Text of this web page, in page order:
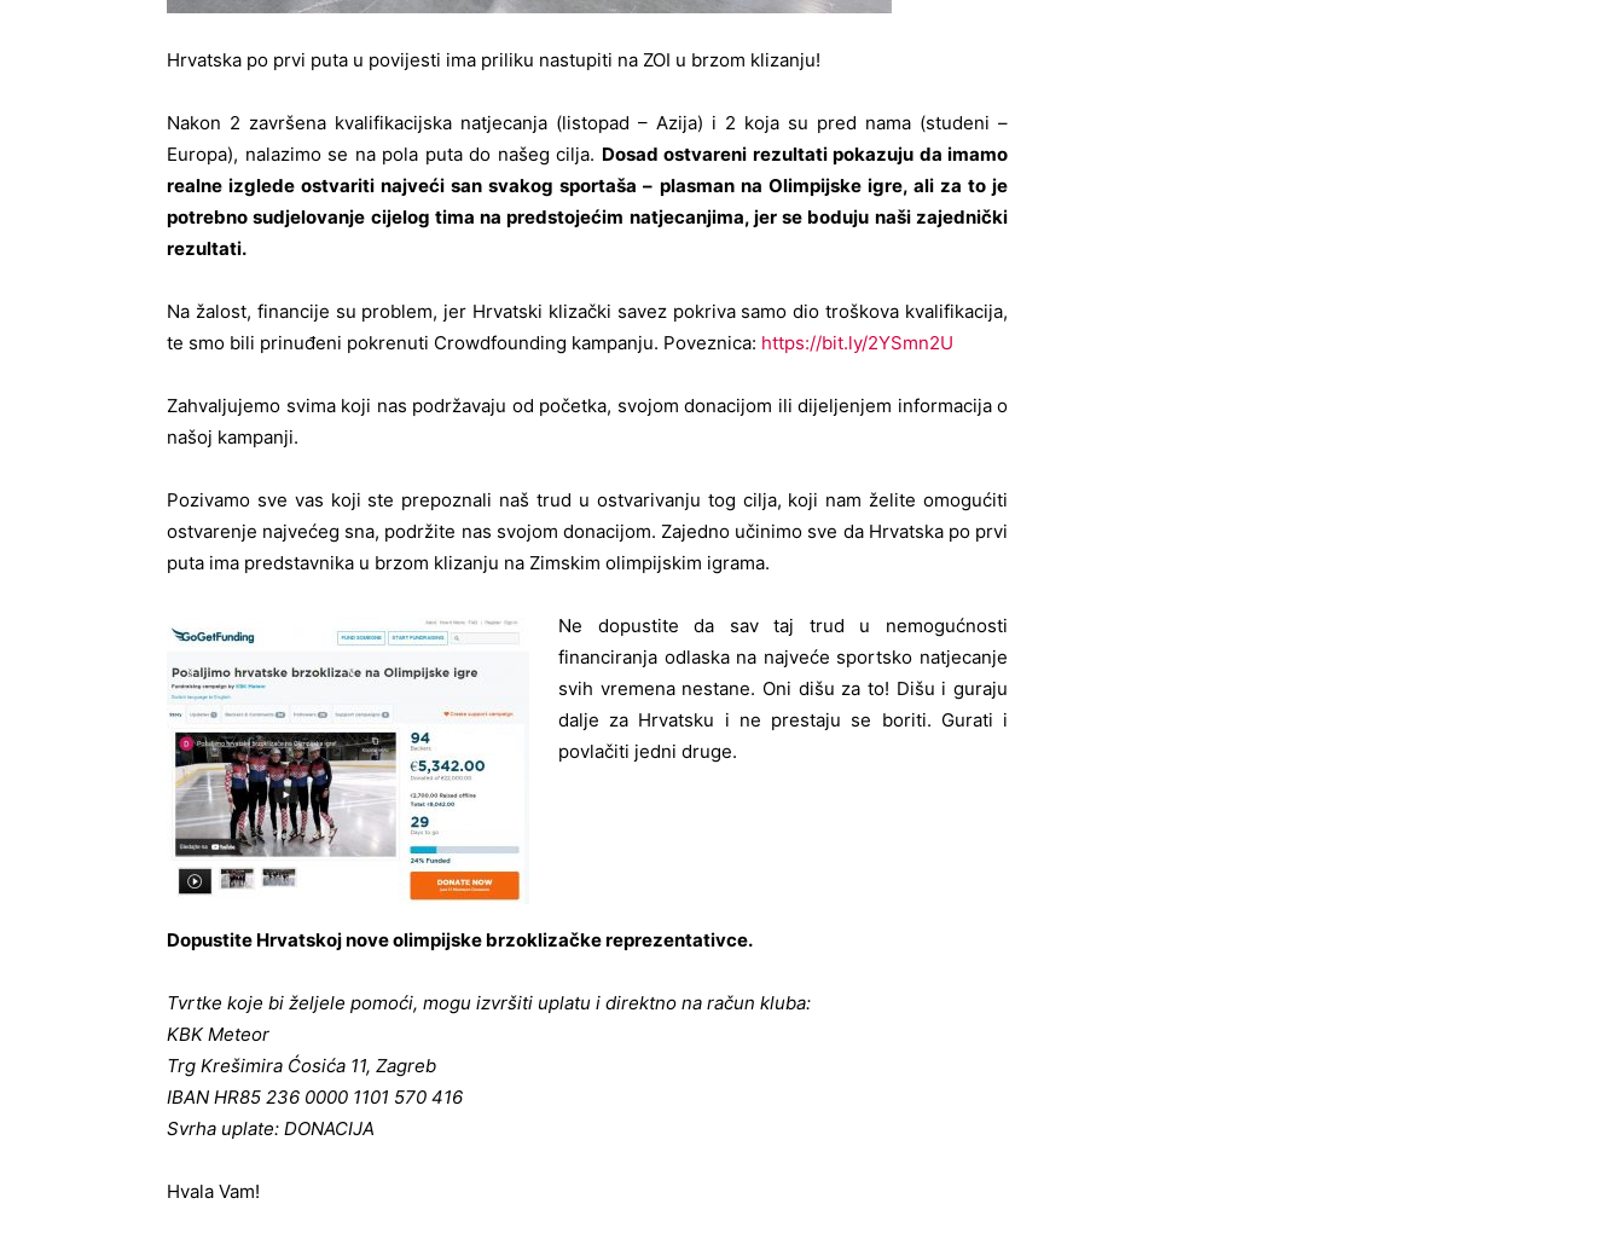
Hrvatska po prvi puta u povijesti ima priliku nastupiti na ZOI u brzom klizanju!
Nakon 2 završena kvalifikacijska natjecanja (listopad – Azija) i 2 koja su pred nama (studeni –
Europa), nalazimo se na pola puta do našeg cilja. Dosad ostvareni rezultati pokazuju da imamo
realne izglede ostvariti najveći san svakog sportaša – plasman na Olimpijske igre, ali za to je
potrebno sudjelovanje cijelog tima na predstojećim natjecanjima, jer se boduju naši zajednički
rezultati.
Na žalost, financije su problem, jer Hrvatski klizački savez pokriva samo dio troškova kvalifikacija,
te smo bili prinuđeni pokrenuti Crowdfounding kampanju. Poveznica: https://bit.ly/2YSmn2U
Zahvaljujemo svima koji nas podržavaju od početka, svojom donacijom ili dijeljenjem informacija o
našoj kampanji.
Pozivamo sve vas koji ste prepoznali naš trud u ostvarivanju tog cilja, koji nam želite omogućiti
ostvarenje najvećeg sna, podržite nas svojom donacijom. Zajedno učinimo sve da Hrvatska po prvi
puta ima predstavnika u brzom klizanju na Zimskim olimpijskim igrama.
Ne dopustite da sav taj trud u nemogućnosti
financiranja odlaska na najveće sportsko natjecanje
svih vremena nestane. Oni dišu za to! Dišu i guraju
dalje za Hrvatsku i ne prestaju se boriti. Gurati i
povlačiti jedni druge.
Dopustite Hrvatskoj nove olimpijske brzoklizačke reprezentativce.
Tvrtke koje bi željele pomoći, mogu izvršiti uplatu i direktno na račun kluba:
KBK Meteor
Trg Krešimira Ćosića 11, Zagreb
IBAN HR85 236 0000 1101 570 416
Svrha uplate: DONACIJA
Hvala Vam!